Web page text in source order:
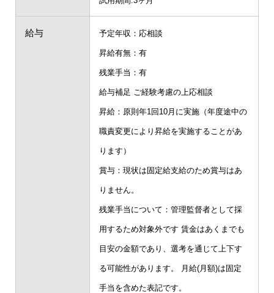
給与 予定年収：応相談
昇給有無：有
残業手当：有
給与補足 ご経験考慮の上応相談
昇給：原則年1回10月に実施（年度途中の
職責変更により昇給を実施することがあ
ります）
賞与：現状は固定給支給のため賞与はあ
りません。
残業手当について：管理監督者として採
用するため対象外です 賃金はあくまでも
目安の金額であり、選考を通じて上下す
る可能性があります。 月給(月額)は固定
手当を含めた表記です。